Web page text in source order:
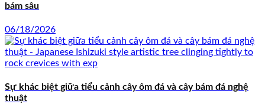
bám sâu
06/18/2026
Sự khác biệt giữa tiểu cảnh cây ôm đá và cây bám đá nghệ
thuật